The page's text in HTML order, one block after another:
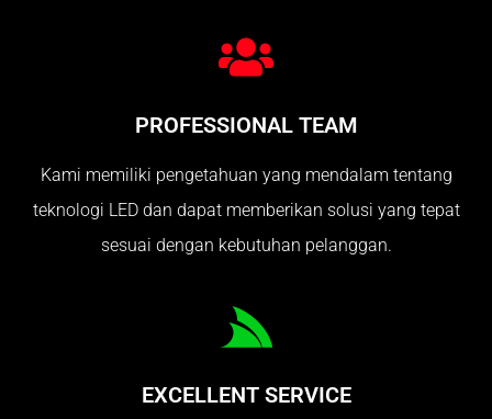
PROFESSIONAL TEAM
Kami memiliki pengetahuan yang mendalam tentang
teknologi LED dan dapat memberikan solusi yang tepat
sesuai dengan kebutuhan pelanggan.
EXCELLENT SERVICE